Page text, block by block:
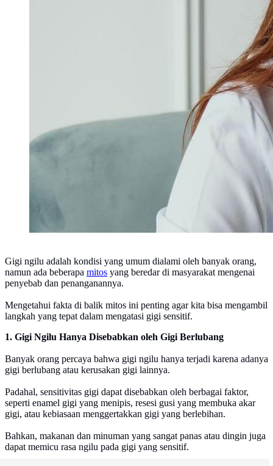
Gigi ngilu adalah kondisi yang umum dialami oleh banyak orang,
namun ada beberapa mitos yang beredar di masyarakat mengenai
penyebab dan penanganannya.
Mengetahui fakta di balik mitos ini penting agar kita bisa mengambil
langkah yang tepat dalam mengatasi gigi sensitif.
1. Gigi Ngilu Hanya Disebabkan oleh Gigi Berlubang
Banyak orang percaya bahwa gigi ngilu hanya terjadi karena adanya
gigi berlubang atau kerusakan gigi lainnya.
Padahal, sensitivitas gigi dapat disebabkan oleh berbagai faktor,
seperti enamel gigi yang menipis, resesi gusi yang membuka akar
gigi, atau kebiasaan menggertakkan gigi yang berlebihan.
Bahkan, makanan dan minuman yang sangat panas atau dingin juga
dapat memicu rasa ngilu pada gigi yang sensitif.